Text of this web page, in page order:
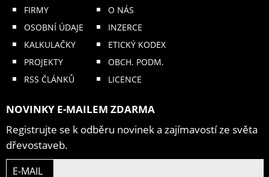
FIRMY
OSOBNÍ ÚDAJE
KALKULAČKY
PROJEKTY
RSS ČLÁNKŮ
O NÁS
INZERCE
ETICKÝ KODEX
OBCH. PODM.
LICENCE
NOVINKY E-MAILEM ZDARMA
Registrujte se k odběru novinek a zajímavostí ze světa
dřevostaveb.
E-MAIL